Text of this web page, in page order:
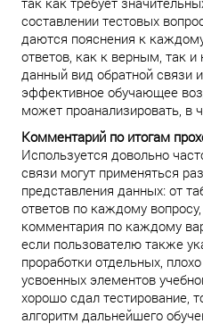
составлении тестовых
даются пояснения к
ответов, как к верным, так
данный вид обратной связи
эффективное обучающее
может проанализировать, в
Комментарий по итогам
Используется довольно
связи могут применяться
представления данных: от
ответов по каждому
комментария по каждому
если пользователю также
проработки отдельных,
усвоенных элементов
хорошо сдал тестирование,
алгоритм дальнейшего